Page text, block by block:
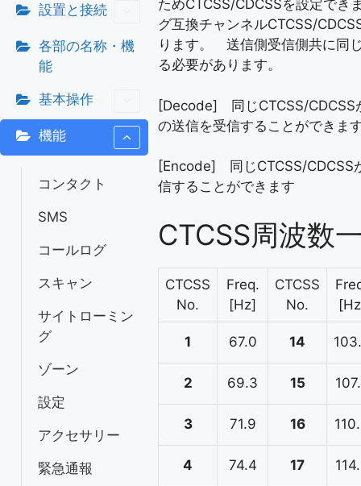
設置と接続
各部の名称・機
能
基本操作
機能
コンタクト
SMS
コールログ
スキャン
サイトローミン
グ
ゾーン
設定
アクセサリー
緊急通報
ためCTCSS/CDCSSを設定で
グ互換チャンネルCTCSS/
ります。 送信側受信側共に同
る必要があります。
[Decode] 同じCTCSS/CDCSS
の送信を受信することができま
[Encode] 同じCTCSS/CDCSS
信することができます
CTCSS周波数
CTCSS
No.
Freq.
[Hz]
CTCSS
No.
1 67.0 14
2 69.3 15
3 71.9 16
4 74.4 17